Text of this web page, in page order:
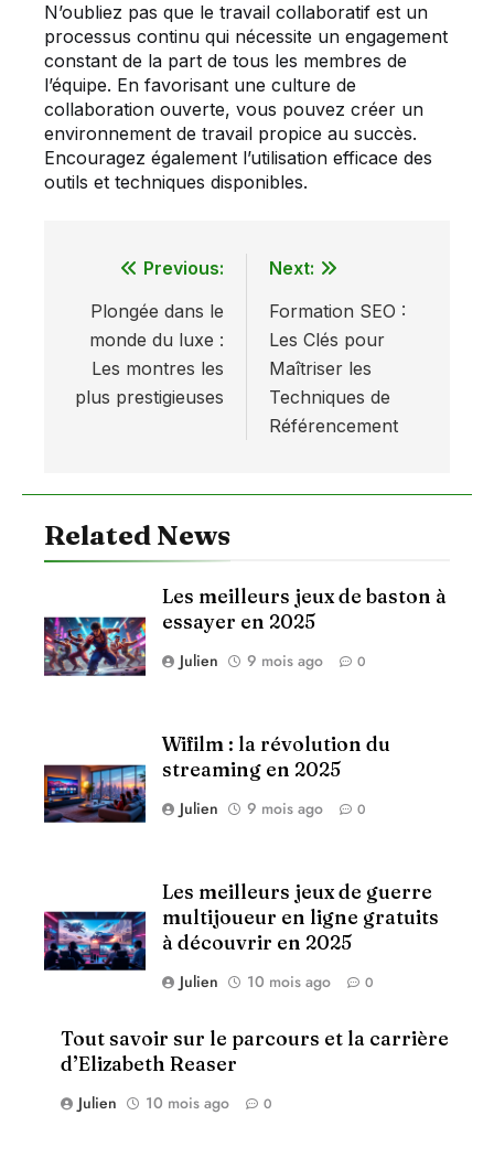
N’oubliez pas que le travail collaboratif est un
processus continu qui nécessite un engagement
constant de la part de tous les membres de
l’équipe. En favorisant une culture de
collaboration ouverte, vous pouvez créer un
environnement de travail propice au succès.
Encouragez également l’utilisation efficace des
outils et techniques disponibles.
Navigation
de
l’article
Previous:
Plongée dans le
monde du luxe :
Les montres les
plus prestigieuses
Next:
Formation SEO :
Les Clés pour
Maîtriser les
Techniques de
Référencement
Related News
Les meilleurs jeux de baston à
essayer en 2025
Julien 9 mois ago 0
Wifilm : la révolution du
streaming en 2025
Julien 9 mois ago 0
Les meilleurs jeux de guerre
multijoueur en ligne gratuits
à découvrir en 2025
Julien 10 mois ago 0
Tout savoir sur le parcours et la carrière
d’Elizabeth Reaser
Julien 10 mois ago 0